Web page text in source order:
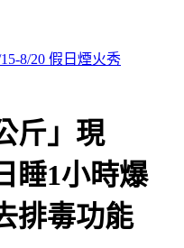
夯曲〈SWEAT〉全場狂叫
斤」現
睡1小時爆
排毒功能